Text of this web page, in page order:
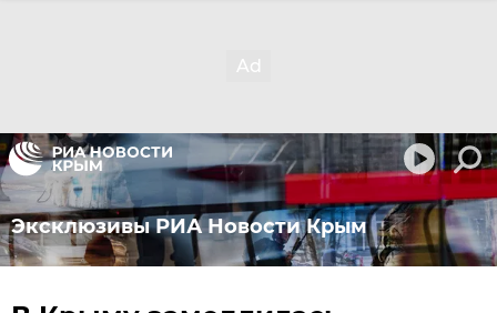
Эксклюзивы РИА Новости Крым